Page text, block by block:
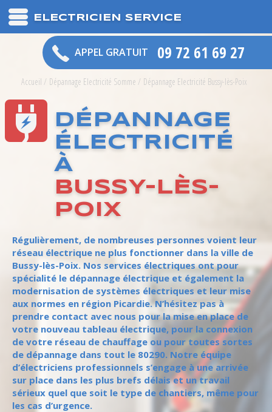
ELECTRICIEN SERVICE
APPEL GRATUIT 09 72 61 69 27
Accueil / Dépannage Electricité Somme / Dépannage Electricité Bussy-lès-Poix
DÉPANNAGE
ÉLECTRICITÉ
À
BUSSY-LÈS-
POIX
Régulièrement, de nombreuses personnes voient leur
réseau électrique ne plus fonctionner dans la ville de
Bussy-lès-Poix. Nos services électriques ont pour
spécialité le dépannage électrique et également la
modernisation de systèmes électriques et leur mise
aux normes en région Picardie. N’hésitez pas à
prendre contact avec nous pour la mise en place de
votre nouveau tableau électrique, pour la connexion
de votre réseau de chauffage ou pour toutes sortes
de dépannage dans tout le 80290. Notre équipe
d’électriciens professionnels s’engage à une arrivée
sur place dans les plus brefs délais et un travail
sérieux quel que soit le type de chantiers, même pour
les cas d’urgence.